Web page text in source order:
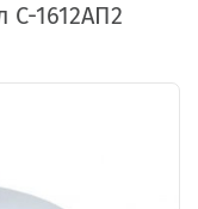
С-1612АП2